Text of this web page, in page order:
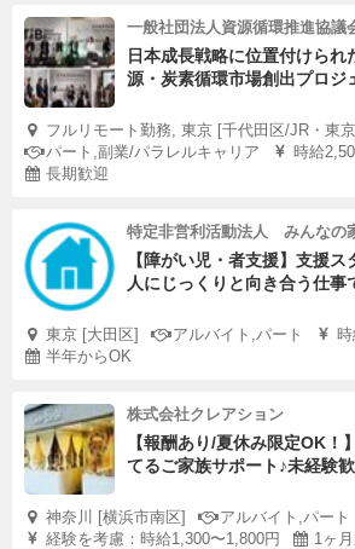
一般社団法人資源循環推進協議
日本成長戦略に位置付けられ
源・炭素循環市場創出プロジ
フルリモート勤務, 東京 [千代田区/JR・東
パート,副業/パラレルキャリア
時給
長期歓迎
特定非営利活動法人 みんなの
【障がい児・者支援】支援
人にじっくりと向き合う仕事
東京 [大田区] アルバイト,パート
半年からOK
株式会社クレアション
【報酬あり/夏休み限定OK！
てるご家族サポート♪未経験歓
神奈川 [横浜市南区]
アルバイト,パート
経験を考慮：時給1,300〜1,800円
1ヶ